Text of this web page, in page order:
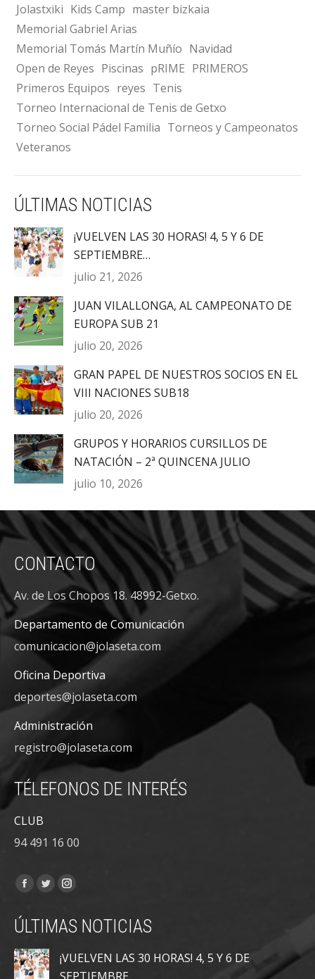
Jolastxiki Kids Camp master bizkaia
Memorial Gabriel Arias
Memorial Tomás Martín Muñío Navidad
Open de Reyes Piscinas pRIME PRIMEROS
Primeros Equipos reyes Tenis
Torneo Internacional de Tenis de Getxo
Torneo Social Pádel Familia Torneos y Campeonatos
Veteranos
ÚLTIMAS NOTICIAS
¡VUELVEN LAS 30 HORAS! 4, 5 Y 6 DE
SEPTIEMBRE…
julio 21, 2026
JUAN VILALLONGA, AL CAMPEONATO DE
EUROPA SUB 21
julio 20, 2026
GRAN PAPEL DE NUESTROS SOCIOS EN EL
VIII NACIONES SUB18
julio 20, 2026
GRUPOS Y HORARIOS CURSILLOS DE
NATACIÓN – 2ª QUINCENA JULIO
julio 10, 2026
CONTACTO
Av. de Los Chopos 18. 48992-Getxo.
Departamento de Comunicación
comunicacion@jolaseta.com
Oficina Deportiva
deportes@jolaseta.com
Administración
registro@jolaseta.com
TÉLEFONOS DE INTERÉS
CLUB
94 491 16 00
Encuéntranos en:
Facebook
opens
in
new
Twitter
opens
in
new
Instagram
opens
new
ÚLTIMAS NOTICIAS
¡VUELVEN LAS 30 HORAS! 4, 5 Y 6 DE